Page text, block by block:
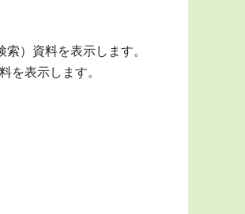
）資料を表示します。
を表示します。